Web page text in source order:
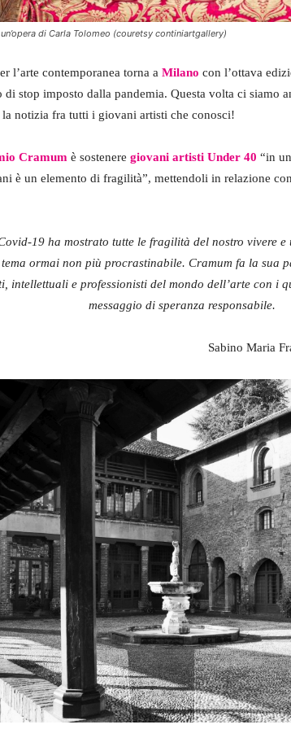
di Carla Tolomeo (couretsy continiartgallery)
l’arte contemporanea torna a Milano con l’ottava
di stop imposto dalla pandemia. Questa volta ci siamo
notizia fra tutti i giovani artisti che conosci!
Cramum è sostenere giovani artisti Under 40 “in
è un elemento di fragilità”, mettendoli in relazione
19 ha mostrato tutte le fragilità del nostro vivere
ormai non più procrastinabile. Cramum fa la sua
intellettuali e professionisti del mondo dell’arte con i
messaggio di speranza responsabile.
Sabino Maria